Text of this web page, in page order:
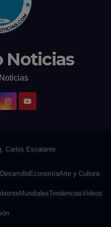
Noticias
DesarrolloEconomíaArte y Cultura
MundialesTendenciasVideos